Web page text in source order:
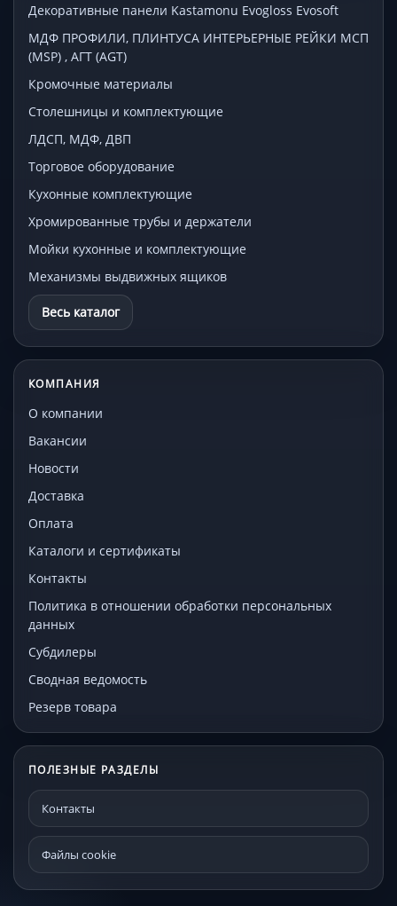
Декоративные панели Kastamonu Evogloss Evosoft
МДФ ПРОФИЛИ, ПЛИНТУСА ИНТЕРЬЕРНЫЕ РЕЙКИ МСП
(MSP) , АГТ (AGT)
Кромочные материалы
Столешницы и комплектующие
ЛДСП, МДФ, ДВП
Торговое оборудование
Кухонные комплектующие
Хромированные трубы и держатели
Мойки кухонные и комплектующие
Механизмы выдвижных ящиков
Весь каталог
КОМПАНИЯ
О компании
Вакансии
Новости
Доставка
Оплата
Каталоги и сертификаты
Контакты
Политика в отношении обработки персональных
данных
Субдилеры
Сводная ведомость
Резерв товара
ПОЛЕЗНЫЕ РАЗДЕЛЫ
Контакты
Файлы cookie